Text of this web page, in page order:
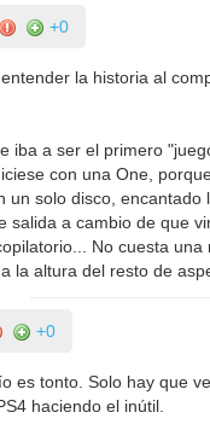
+0
la historia al
iba a ser el primero
con una One,
un solo disco, encantado
salida a cambio de que
No cuesta
la altura del resto de
+0
es tonto. Solo hay que
haciendo el inútil.